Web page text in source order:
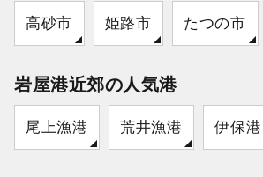
高砂市 姫路市 たつの市
岩屋港近郊の人気港
尾上漁港 荒井漁港 伊保港